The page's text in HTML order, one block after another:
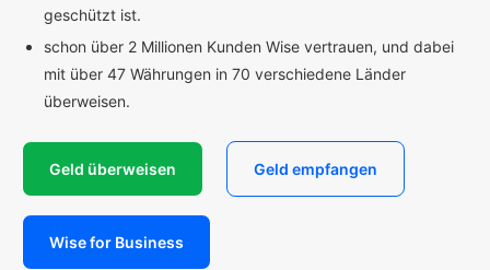
geschützt ist.
schon über 2 Millionen Kunden Wise vertrauen, und dabei
mit über 47 Währungen in 70 verschiedene Länder
überweisen.
Geld überweisen Geld empfangen
Wise for Business